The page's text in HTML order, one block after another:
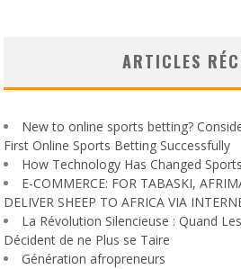
ARTICLES
New to online sports betting?
First Online Sports Betting Successfully
How Technology Has Changed Sports
E-COMMERCE: FOR TABASKI,
DELIVER SHEEP TO AFRICA VIA
La Révolution Silencieuse : Quand
Décident de ne Plus se Taire
Génération afropreneurs